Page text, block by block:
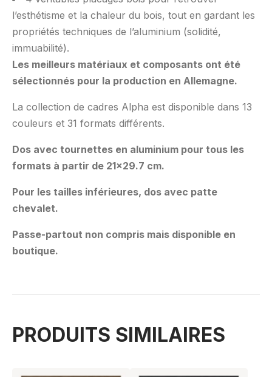
l’esthétisme et la chaleur du bois, tout en gardant les
propriétés techniques de l’aluminium (solidité,
immuabilité).
Les meilleurs matériaux et composants ont été
sélectionnés pour la production en Allemagne.
La collection de cadres Alpha est disponible dans 13
couleurs et 31 formats différents.
Dos avec tournettes en aluminium pour tous les
formats à partir de 21×29.7 cm.
Pour les tailles inférieures, dos avec patte
chevalet.
Passe-partout non compris mais disponible en
boutique.
PRODUITS SIMILAIRES